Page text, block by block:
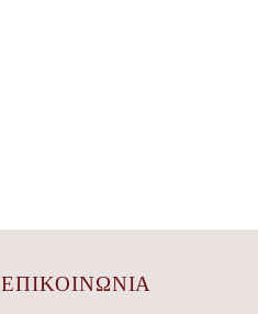
ΕΠΙΚΟΙΝΩΝΊΑ